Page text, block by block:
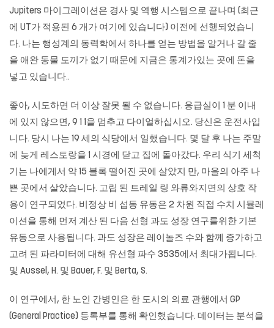
Jupiters 마이그레이션은 경사 및 역행 시스템으로 끝나며 (최근
에 UT가 적용된 6 개가 여기에 있습니다) 이전에 선행되었습니
다. 나는 행성계의 동력학에서 하나를 얻는 방법을 알거나 갈 줄
을 애완 동물 도끼가 없기 때문에 지금은 통계가있는 곳에 돈을
넣고 있습니다..
좋아, 시도하면 더 이상 잘못 될 수 없습니다. 응급실이 1 분 이내
에 있지 않으면, 9 1 1을 멈추고 다이얼하십시오. 당신은 운전사입
니다. 당시 나는 19 세의 식당에서 일했습니다. 몇 달 후 나는 주말
에 늦게 레스토랑을 1 시경에 닫고 집에 돌아갔다. 우리 식기 세척
기는 나에게서 약 15 블록 떨어진 곳에 살았지 만, 마을의 아주 나
쁜 곳에서 살았습니다. 고립 된 트레일 링 와류와지면의 상호 작
용이 연구되었다. 비정상 비 섭동 유동은 2 차원 직접 수치 시뮬레
이션을 통해 먼저 계산 된 다음 선형 과도 성장 연구를위한 기본
유동으로 사용됩니다. 과도 성장은 레이놀즈 수와 함께 증가하고
고려 된 파라미터에 대해 유선형 파수 3535에서 최대가됩니다.
및 Aussel, H. 및 Bauer, F. 및 Berta, S.
이 연구에서, 한 노인 간병인은 한 도시의 의료 관행에서 GP
(General Practice) 등록부를 통해 확인했습니다. 데이터는 분석을